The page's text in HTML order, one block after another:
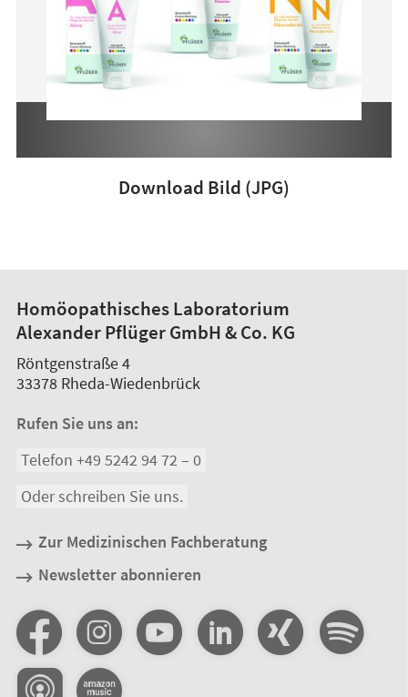
Download Bild (JPG)
Homöopathisches Laboratorium
Alexander Pflüger GmbH & Co. KG
Röntgenstraße 4
33378 Rheda-Wiedenbrück
Rufen Sie uns an:
Telefon +49 5242 94 72 – 0
Oder schreiben Sie uns.
Zur Medizinischen Fachberatung
Newsletter abonnieren